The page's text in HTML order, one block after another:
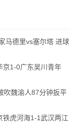
马德里vs塞尔塔 进球
京1-0广东吴川青年
吹魏渝人87分钟扳平
虎河海1-1武汉两江